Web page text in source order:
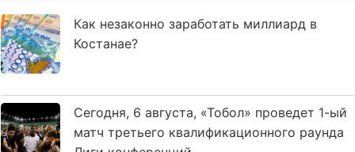
Как незаконно заработать миллиард в
Костанае?
Сегодня, 6 августа, «Тобол» проведет 1-ый
матч третьего квалификационного раунда